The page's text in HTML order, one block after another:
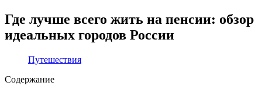
Где лучше всего жить на пенсии: обзор
идеальных городов России
Путешествия
Содержание